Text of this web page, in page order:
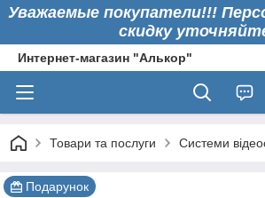
Уважаемые покупатели!!!
скидку
Интернет-магазин "Алькор"
Товари та послуги Системи
Подарунок